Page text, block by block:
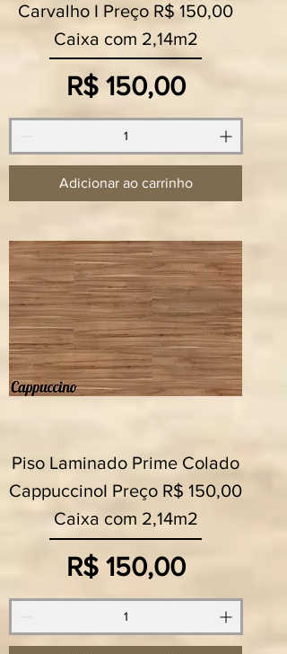
Carvalho I Preço R$ 150,00
Caixa com 2,14m2
Preço
R$ 150,00
Adicionar ao carrinho
Piso Laminado Prime Colado
CappuccinoI Preço R$ 150,00
Caixa com 2,14m2
Preço
R$ 150,00